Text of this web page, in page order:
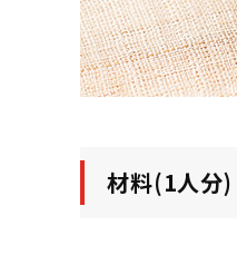
材料(1人分)